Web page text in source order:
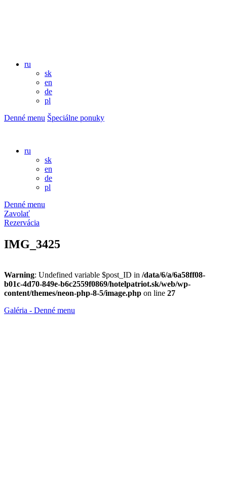
ru
sk
en
de
pl
Denné menu Špeciálne ponuky
ru
sk
en
de
pl
Denné menu
Zavolať
Rezervácia
IMG_3425
Warning: Undefined variable $post_ID in /data/6/a/6a58ff08-
b01c-4d70-849e-b6c2559f0869/hotelpatriot.sk/web/wp-
content/themes/neon-php-8-5/image.php on line 27
Galéria - Denné menu